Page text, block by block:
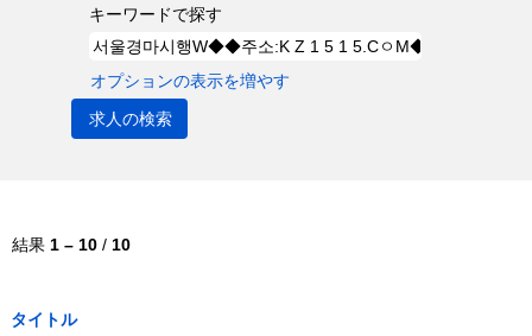
キーワードで探す
オプションの表示を増やす
結果 1 – 10 / 10
タイトル